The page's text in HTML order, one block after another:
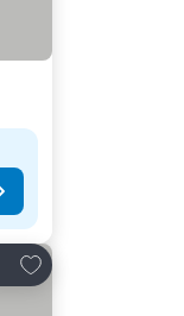
Dodati u favorite